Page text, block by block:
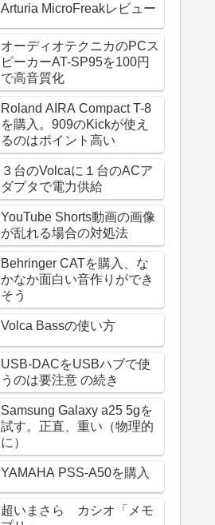
Arturia MicroFreakレビュー
オーディオテクニカのPCス
ピーカーAT-SP95を100円
で高音質化
Roland AIRA Compact T-8
を購入。909のKickが使え
るのはポイント高い
３台のVolcaに１台のACア
ダプタで電力供給
YouTube Shorts動画の画像
が乱れる場合の対処法
Behringer CATを購入、な
かなか面白い音作りができ
そう
Volca Bassの使い方
USB-DACをUSBハブで使
うのは要注意 の続き
Samsung Galaxy a25 5gを
試す。正直、重い（物理的
に）
YAMAHA PSS-A50を購入
超いまさら カシオ「メモ